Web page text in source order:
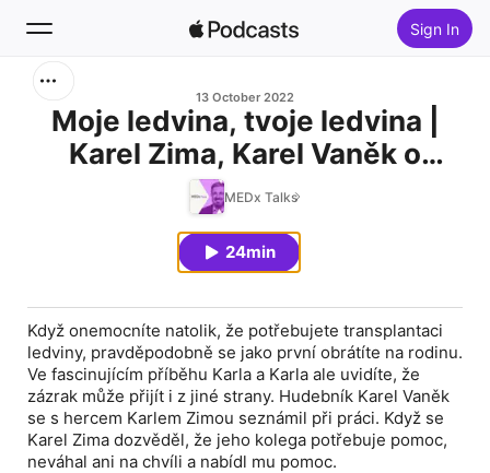
Sign In
Home
13 October 2022
Moje ledvina, tvoje ledvina |
Karel Zima, Karel Vaněk o
transplantaci ledviny
MEDx Talks
24min
Když onemocníte natolik, že potřebujete transplantaci
ledviny, pravděpodobně se jako první obrátíte na rodinu.
Ve fascinujícím příběhu Karla a Karla ale uvidíte, že
zázrak může přijít i z jiné strany. Hudebník Karel Vaněk
se s hercem Karlem Zimou seznámil při práci. Když se
Karel Zima dozvěděl, že jeho kolega potřebuje pomoc,
neváhal ani na chvíli a nabídl mu pomoc.